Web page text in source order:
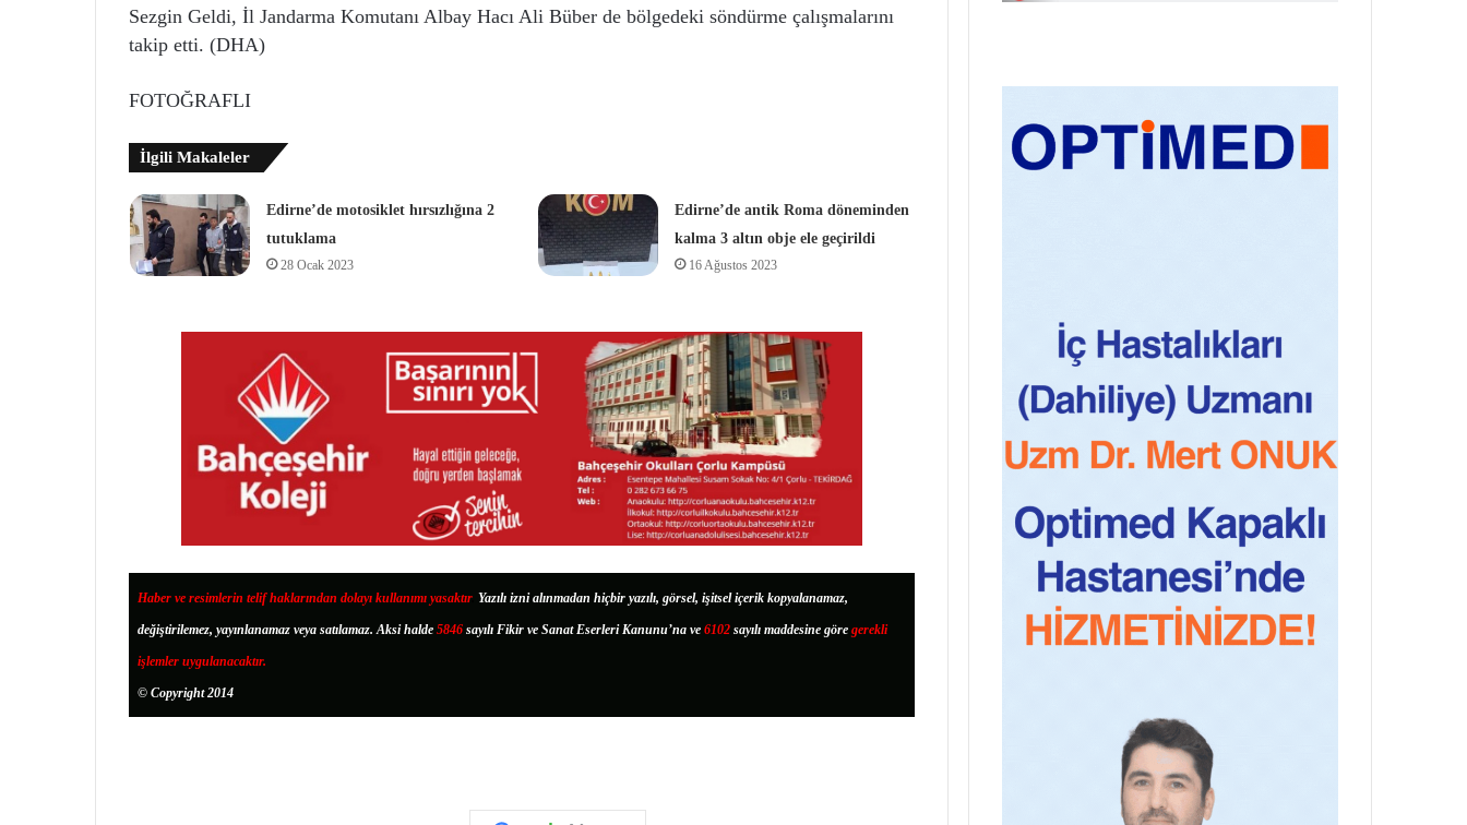
Sezgin Geldi, İl Jandarma Komutanı Albay Hacı Ali Büber de bölgedeki söndürme çalışmalarını
takip etti. (DHA)
FOTOĞRAFLI
İlgili Makaleler
Edirne’de motosiklet hırsızlığına 2
tutuklama
28 Ocak 2023
Edirne’de antik Roma döneminden
kalma 3 altın obje ele geçirildi
16 Ağustos 2023
Haber ve resimlerin telif haklarından dolayı kullanımı yasaktır. Yazılı izni alınmadan hiçbir yazılı, görsel, işitsel içerik kopyalanamaz,
değiştirilemez, yayınlanamaz veya satılamaz. Aksi halde 5846 sayılı Fikir ve Sanat Eserleri Kanunu’na ve 6102 sayılı maddesine göre gerekli
işlemler uygulanacaktır.
© Copyright 2014